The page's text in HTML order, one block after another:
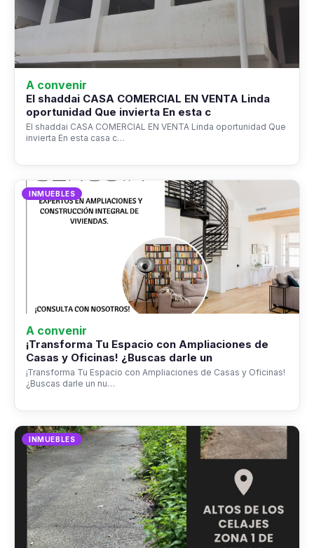
A convenir
El shaddai CASA COMERCIAL EN VENTA Linda
oportunidad Que invierta En esta c
El shaddai CASA COMERCIAL EN VENTA Linda oportunidad Que
invierta En esta casa c…
INMUEBLES
A convenir
¡Transforma Tu Espacio con Ampliaciones de
Casas y Oficinas! ¿Buscas darle un
¡Transforma Tu Espacio con Ampliaciones de Casas y Oficinas!
¿Buscas darle un nu…
INMUEBLES